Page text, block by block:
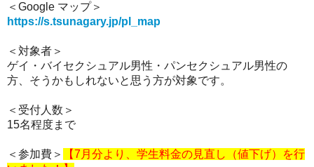
＜Google マップ＞
https://s.tsunagary.jp/pl_map
＜対象者＞
ゲイ・ バイセクシュアル男性・パンセクシュアル男性の
方、そうかもしれないと思う方が対象です。
＜受付人数＞
15名程度まで
＜参加費＞
【7月分より、学生料金の見直し（値下げ）を行